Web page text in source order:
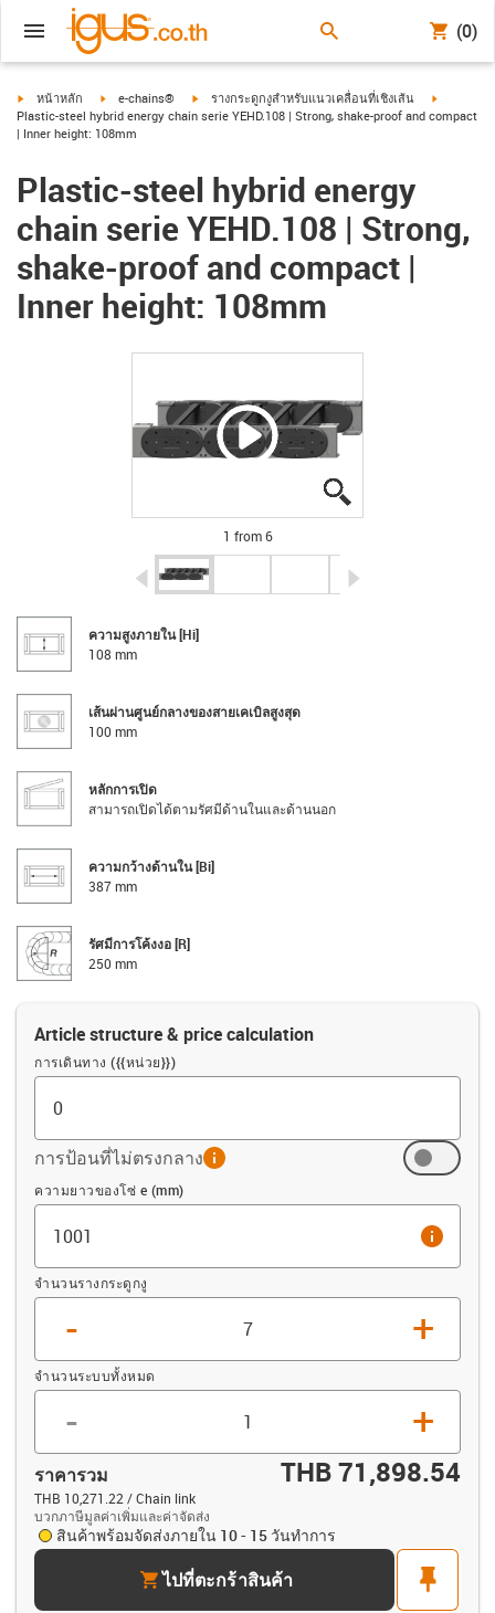
(0)
igus-icon-arrow-right
หน้าหลัก igus-icon-arrow-right
e-chains® igus-icon-arrow-right
รางกระดูกงูสำหรับแนวเคลื่อนที่เชิงเส้น
Plastic-steel hybrid energy chain serie YEHD.108 | Strong, shake-proof and compact
| Inner height: 108mm
Plastic-steel hybrid energy
chain serie YEHD.108 | Strong,
shake-proof and compact |
Inner height: 108mm
1 from 6
igus-icon-arrow-left
ความสูงภายใน [Hi]
108 mm
เส้นผ่านศูนย์กลางของสายเคเบิลสูงสุด
100 mm
หลักการเปิด
สามารถเปิดได้ตามรัศมีด้านในและด้านนอก
ความกว้างด้านใน [Bi]
387 mm
รัศมีการโค้งงอ [R]
250 mm
Article structure & price calculation
การเดินทาง ({{หน่วย}})
การป้อนที่ไม่ตรงกลางinfo
ออฟเซ็ต (mm)
ความยาวของโซ่ e (mm)
info
จำนวนรางกระดูกงู
- +
จำนวนระบบทั้งหมด
- +
ราคารวม THB 71,898.54
THB 10,271.22 / Chain link
บวกภาษีมูลค่าเพิ่มและค่าจัดส่ง
สินค้าพร้อมจัดส่งภายใน 10 - 15 วันทำการ
cartไปที่ตะกร้าสินค้า
pin